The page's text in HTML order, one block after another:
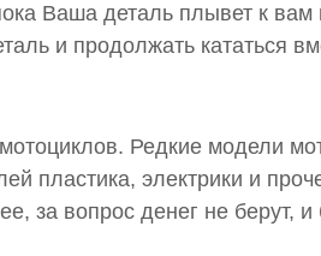
Ваша деталь плывет к
и продолжать кататься
Редкие модели
пластика, электрики и
за вопрос денег не берут,